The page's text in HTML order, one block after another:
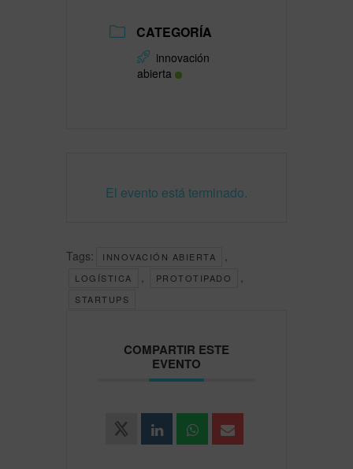
CATEGORÍA
innovación
abierta
El evento está terminado.
Tags: INNOVACIÓN ABIERTA ,
LOGÍSTICA , PROTOTIPADO ,
STARTUPS
COMPARTIR ESTE
EVENTO